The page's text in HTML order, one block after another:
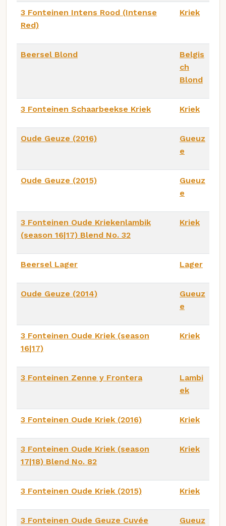
3 Fonteinen Intens Rood (Intense
Red)
Kriek
Beersel Blond
Belgis
ch
Blond
3 Fonteinen Schaarbeekse Kriek Kriek
Oude Geuze (2016)
Gueuz
e
Oude Geuze (2015)
Gueuz
e
3 Fonteinen Oude Kriekenlambik
(season 16|17) Blend No. 32
Kriek
Beersel Lager Lager
Oude Geuze (2014)
Gueuz
e
3 Fonteinen Oude Kriek (season
16|17)
Kriek
3 Fonteinen Zenne y Frontera
Lambi
ek
3 Fonteinen Oude Kriek (2016) Kriek
3 Fonteinen Oude Kriek (season
17|18) Blend No. 82
Kriek
3 Fonteinen Oude Kriek (2015) Kriek
3 Fonteinen Oude Geuze Cuvée
Gueuz